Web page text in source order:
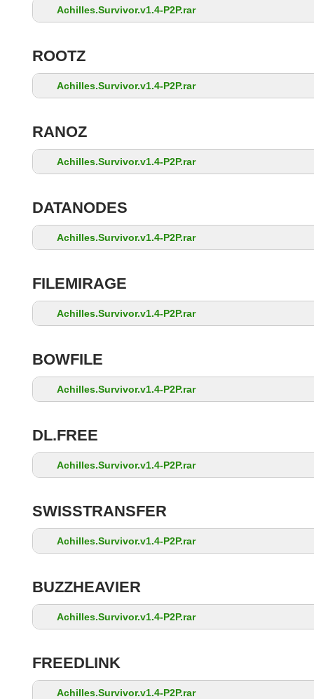
Achilles.Survivor.v1.4-P2P.rar
ROOTZ
Achilles.Survivor.v1.4-P2P.rar
RANOZ
Achilles.Survivor.v1.4-P2P.rar
DATANODES
Achilles.Survivor.v1.4-P2P.rar
FILEMIRAGE
Achilles.Survivor.v1.4-P2P.rar
BOWFILE
Achilles.Survivor.v1.4-P2P.rar
DL.FREE
Achilles.Survivor.v1.4-P2P.rar
SWISSTRANSFER
Achilles.Survivor.v1.4-P2P.rar
BUZZHEAVIER
Achilles.Survivor.v1.4-P2P.rar
FREEDLINK
Achilles.Survivor.v1.4-P2P.rar